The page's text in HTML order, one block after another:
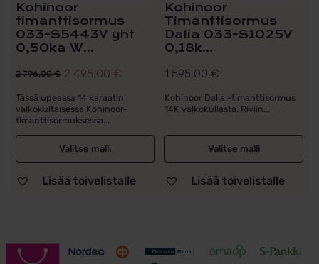
Kohinoor
timanttisormus
033-S5443V yht
0,50ka W...
2 796,00€
Alkuperäinen
hinta
oli:
2
796,00 €.
2 495,00 €
Nykyinen
hinta
on:
2
495,00 €.
Tässä upeassa 14 karaatin
valkokultaisessa Kohinoor-
timanttisormuksessa...
Valitse malli
Lisää toivelistalle
Kohinoor
Timanttisormus
Dalia 033-S1025V
0,18k...
1 595,00 €
Kohinoor Dalia -timanttisormus
14K valkokullasta. Riviin...
Valitse malli
Lisää toivelistalle